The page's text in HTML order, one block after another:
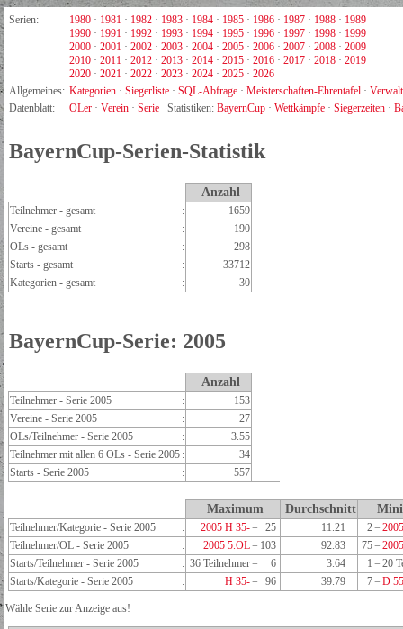
Serien: 1980 · 1981 · 1982 · 1983 · 1984 · 1985 · 1986 · 1987 · 1988 · 1989
1990 · 1991 · 1992 · 1993 · 1994 · 1995 · 1996 · 1997 · 1998 · 1999
2000 · 2001 · 2002 · 2003 · 2004 · 2005 · 2006 · 2007 · 2008 · 2009
2010 · 2011 · 2012 · 2013 · 2014 · 2015 · 2016 · 2017 · 2018 · 2019
2020 · 2021 · 2022 · 2023 · 2024 · 2025 · 2026
Allgemeines: Kategorien · Siegerliste · SQL-Abfrage · Meisterschaften-Ehrentafel ·
Datenblatt:
OLer · Verein · Serie Statistiken: BayernCup · Wettkämpfe · Siegerzeiten ·
BayernCup-Serien-Statistik
Anzahl
Teilnehmer - gesamt :
1659
Vereine - gesamt
:
190
OLs - gesamt
:
298
Starts - gesamt
:
33712
Kategorien - gesamt
: 30
BayernCup-Serie: 2005
Anzahl
Teilnehmer - Serie 2005 :
153
Vereine - Serie 2005
:
27
OLs/Teilnehmer - Serie 2005
:
3.55
Teilnehmer mit allen 6 OLs - Serie 2005 :
34
Starts - Serie 2005
: 557
Maximum Durchschnitt
Teilnehmer/Kategorie - Serie 2005 : 2005 H 35-= 25 11.21 2=
Teilnehmer/OL - Serie 2005
: 2005 5.OL= 103 92.83 75=
Starts/Teilnehmer - Serie 2005
: 36 Teilnehmer= 6 3.64 1 = 20
Starts/Kategorie - Serie 2005
: H 35-= 96 39.79 7= D
Wähle Serie zur Anzeige aus!